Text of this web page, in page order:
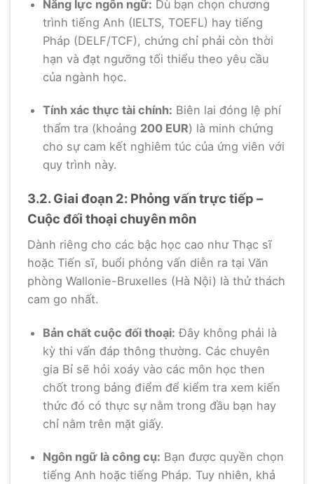
Năng lực ngôn ngữ: Dù bạn chọn chương
trình tiếng Anh (IELTS, TOEFL) hay tiếng
Pháp (DELF/TCF), chứng chỉ phải còn thời
hạn và đạt ngưỡng tối thiểu theo yêu cầu
của ngành học.
Tính xác thực tài chính: Biên lai đóng lệ phí
thẩm tra (khoảng 200 EUR) là minh chứng
cho sự cam kết nghiêm túc của ứng viên với
quy trình này.
3.2. Giai đoạn 2: Phỏng vấn trực tiếp –
Cuộc đối thoại chuyên môn
Dành riêng cho các bậc học cao như Thạc sĩ
hoặc Tiến sĩ, buổi phỏng vấn diễn ra tại Văn
phòng Wallonie-Bruxelles (Hà Nội) là thử thách
cam go nhất.
Bản chất cuộc đối thoại: Đây không phải là
kỳ thi vấn đáp thông thường. Các chuyên
gia Bỉ sẽ hỏi xoáy vào các môn học then
chốt trong bảng điểm để kiểm tra xem kiến
thức đó có thực sự nằm trong đầu bạn hay
chỉ nằm trên mặt giấy.
Ngôn ngữ là công cụ: Bạn được quyền chọn
tiếng Anh hoặc tiếng Pháp. Tuy nhiên, khả